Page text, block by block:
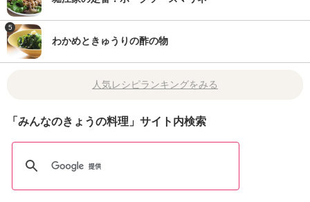
5
わかめときゅうりの酢の物
人気レシピランキングをみる
「みんなのきょうの料理」サイト内検索